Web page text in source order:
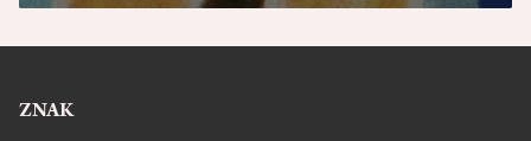
ZNAK